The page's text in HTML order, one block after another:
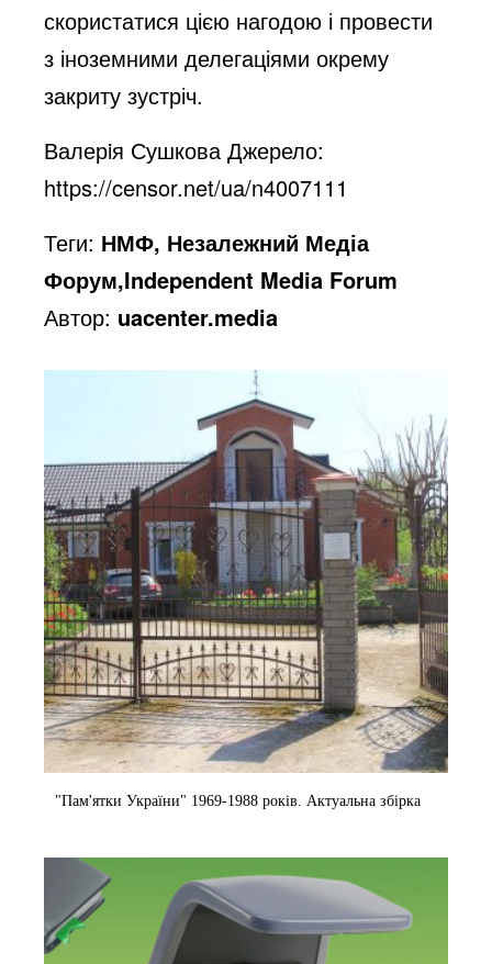
скористатися цією нагодою і провести
з іноземними делегаціями окрему
закриту зустріч.
Валерiя Сушкова Джерело:
https://censor.net/ua/n4007111
Теги: НМФ, Незалежний Медіа
Форум,Independent Media Forum
Автор: uacenter.media
"Пам'ятки України" 1969-1988 років. Актуальна збірка